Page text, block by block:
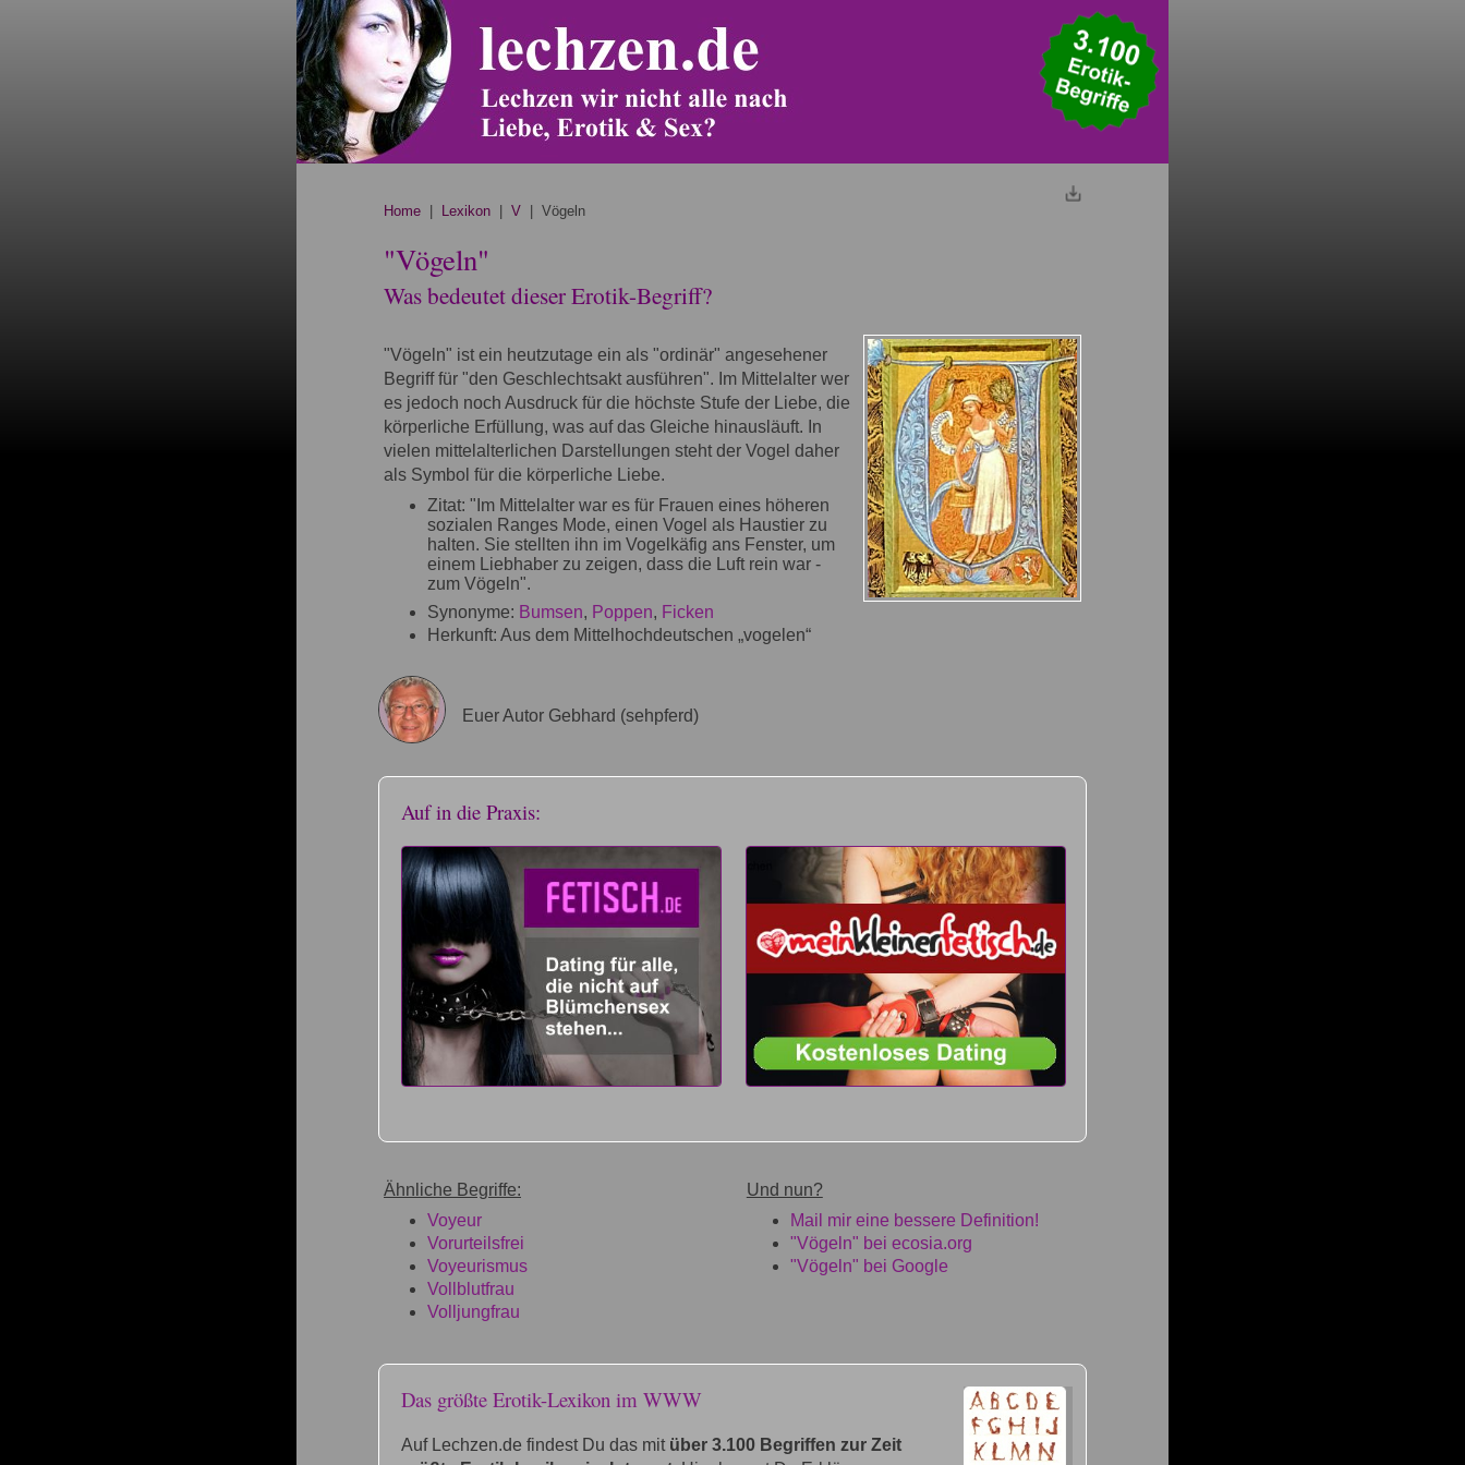
Home Lexikon V | Vögeln
"Vögeln"
Was bedeutet dieser Erotik-Begriff?
"Vögeln" ist ein heutzutage ein als "ordinär" angesehener
Begriff für "den Geschlechtsakt ausführen". Im Mittelalter wer
es jedoch noch Ausdruck für die höchste Stufe der Liebe, die
körperliche Erfüllung, was auf das Gleiche hinausläuft. In
vielen mittelalterlichen Darstellungen steht der Vogel daher
als Symbol für die körperliche Liebe.
Zitat: "Im Mittelalter war es für Frauen eines höheren
sozialen Ranges Mode, einen Vogel als Haustier zu
halten. Sie stellten ihn im Vogelkäfig ans Fenster, um
einem Liebhaber zu zeigen, dass die Luft rein war -
zum Vögeln".
Synonyme: Bumsen, Poppen, Ficken
Herkunft: Aus dem Mittelhochdeutschen „vogelen“
Euer Autor Gebhard (sehpferd)
Auf in die Praxis:
Ähnliche Begriffe:
Voyeur
Vorurteilsfrei
Voyeurismus
Vollblutfrau
Volljungfrau
Und nun?
Mail mir eine bessere Definition!
"Vögeln" bei ecosia.org
"Vögeln" bei Google
Das größte Erotik-Lexikon im WWW
Auf Lechzen.de findest Du das mit über 3.100 Begriffen zur Zeit